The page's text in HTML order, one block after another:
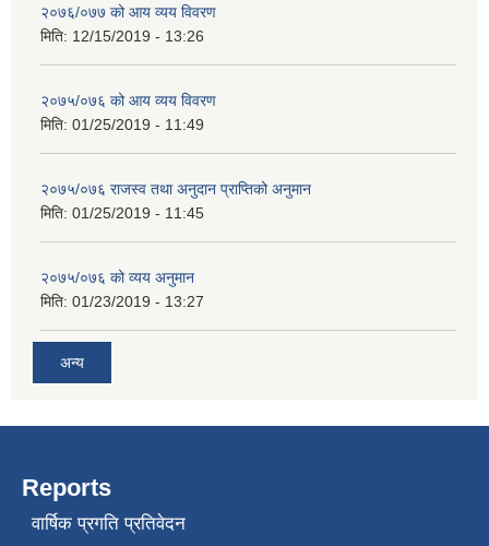
२०७६/०७७ को आय व्यय विवरण
मिति: 12/15/2019 - 13:26
२०७५/०७६ को आय व्यय विवरण
मिति: 01/25/2019 - 11:49
२०७५/०७६ राजस्व तथा अनुदान प्राप्तिको अनुमान
मिति: 01/25/2019 - 11:45
२०७५/०७६ को व्यय अनुमान
मिति: 01/23/2019 - 13:27
अन्य
Reports
वार्षिक प्रगति प्रतिवेदन